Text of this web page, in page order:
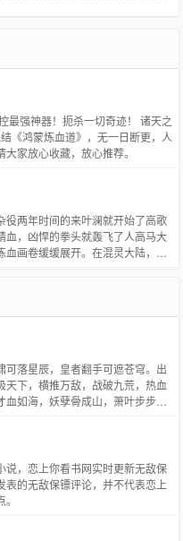
最强神器！扼杀一切奇迹！ 诸天之
《鸿蒙炼血道》，无一日断更，人
家放心收藏，放心推荐。
役两年时间的来叶澜就开始了高歌
血，凶悍的拳头就轰飞了人高马大
画卷缓缓展开。在混灵大陆，修
落星辰，皇者翻手可遮苍穹。出
天下，横推万敌，战破九荒，热血
如海，妖孽骨成山，萧叶步步前
投票打赏进书友群的，表白成功
捡到钱了，没错，就是这
说，恋上你看书网实时更新无敌保
的无敌保镖评论，并不代表恋上